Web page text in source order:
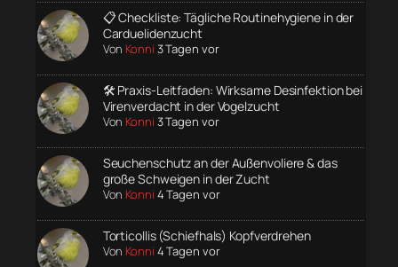
📋 Checkliste: Tägliche Routinehygiene in der
Carduelidenzucht
Von Konni 3 Tagen vor
🛠️ Praxis-Leitfaden: Wirksame Desinfektion bei
Virenverdacht in der Vogelzucht
Von Konni 3 Tagen vor
Seuchenschutz an der Außenvoliere & das
große Schweigen in der Zucht
Von Konni 4 Tagen vor
Torticollis (Schiefhals) Kopfverdrehen
Von Konni 4 Tagen vor